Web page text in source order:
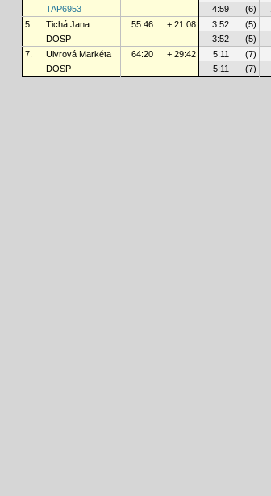
TAP6953
4:59 (6)
5.
Tichá Jana 55:46 + 21:08 3:52 (5)
DOSP
3:52 (5)
7.
Ulvrová Markéta 64:20 + 29:42 5:11 (7)
DOSP
5:11 (7)